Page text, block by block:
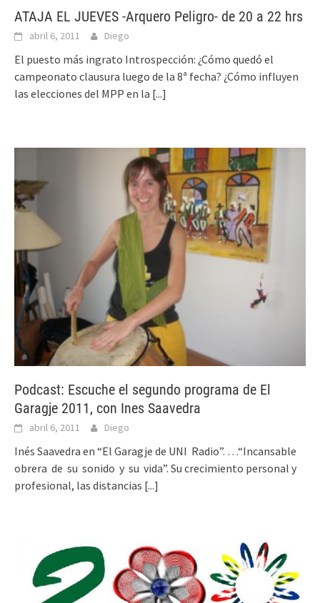
ATAJA EL JUEVES -Arquero Peligro- de 20 a 22 hrs
abril 6, 2011 Diego
El puesto más ingrato Introspección: ¿Cómo quedó el
campeonato clausura luego de la 8ª fecha? ¿Cómo influyen
las elecciones del MPP en la [...]
Podcast: Escuche el segundo programa de El
Garagje 2011, con Ines Saavedra
abril 6, 2011 Diego
Inés Saavedra en “El Garagje de UNI Radio”. …“Incansable
obrera de su sonido y su vida”. Su crecimiento personal y
profesional, las distancias [...]